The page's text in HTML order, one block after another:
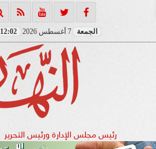
الجمعة 7 أغسطس 2026 12:02 مـ
رئيس مجلس الإدارة ورئيس التحرير